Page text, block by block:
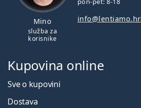
Mino
služba za
korisnike
info@lentiamo.hr
Kupovina online
Sve o kupovini
Dostava